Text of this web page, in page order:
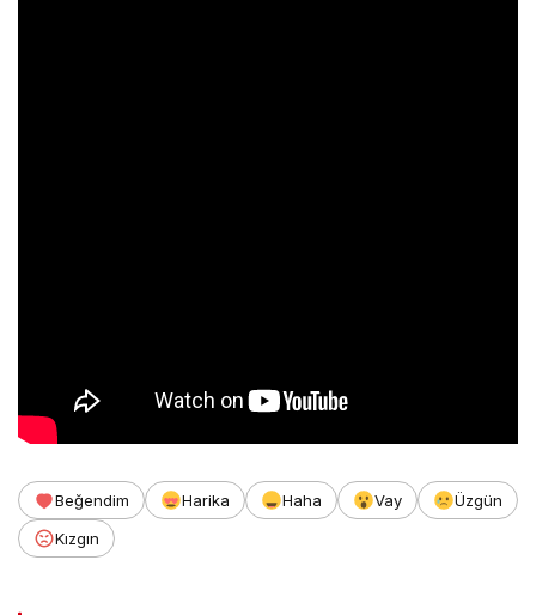
Beğendim Harika Haha Vay
Üzgün
Kızgın